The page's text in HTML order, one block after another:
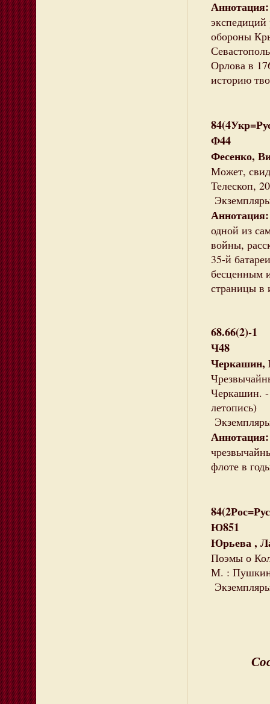
Аннотация:
экспедиций
обороны
Орлова в
историю
Ф44
Фесенко,
Может,
Телескоп,
одной из
войны,
35-й
бесценным
страницы в
68.66(2)-1
Ч48
Черкашин,
Черкашин.
летопись)
флоте в
Ю851
Юрьева ,
Поэмы о
М. :